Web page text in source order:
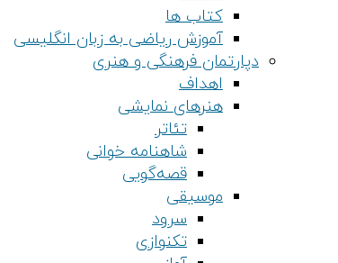
کتاب ها
آموزش ریاضی به زبان انگلیسی
دپارتمان فرهنگی و هنری
اهداف
هنرهای نمایشی
تئاتر
شاهنامه خوانی
قصه‌گویی
موسیقی
سرود
تکنوازی